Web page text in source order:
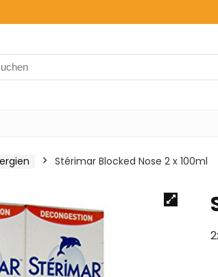
Stérimar Blocked Nose 2 x 100ml